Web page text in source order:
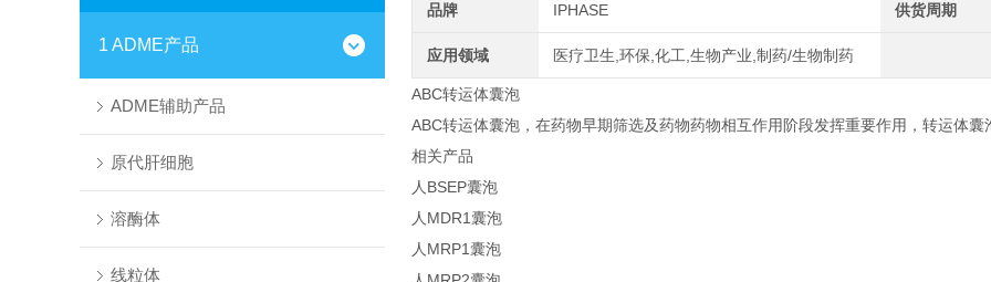
1 ADME产品
ADME辅助产品
原代肝细胞
溶酶体
线粒体
品牌 IPHASE 供货周期
应用领域 医疗卫生,环保,化工,生物产业,制药/生物制药
ABC转运体囊泡
ABC转运体囊泡，在药物早期筛选及药物药物相互作用阶段发挥重要作用，转运体
相关产品
人BSEP囊泡
人MDR1囊泡
人MRP1囊泡